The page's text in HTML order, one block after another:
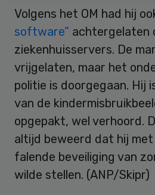
Volgens het OM had hij
software” achtergelaten
ziekenhuisservers. De
vrijgelaten, maar het
politie is doorgegaan. Hij
van de
opgepakt, wel verhoord.
altijd beweerd dat hij
falende beveiliging van
wilde stellen. (ANP/Skipr)